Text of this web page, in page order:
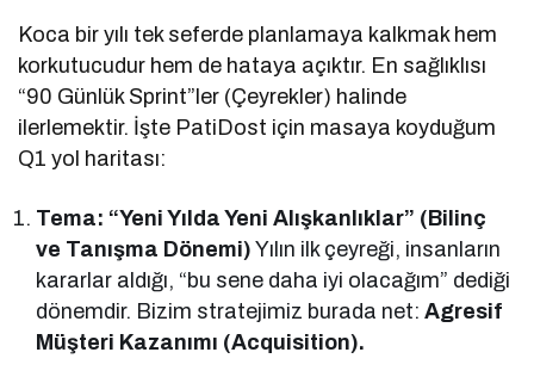
Koca bir yılı tek seferde planlamaya kalkmak hem
korkutucudur hem de hataya açıktır. En sağlıklısı
“90 Günlük Sprint”ler (Çeyrekler) halinde
ilerlemektir. İşte PatiDost için masaya koyduğum
Q1 yol haritası:
Tema: “Yeni Yılda Yeni Alışkanlıklar” (Bilinç
ve Tanışma Dönemi) Yılın ilk çeyreği, insanların
kararlar aldığı, “bu sene daha iyi olacağım” dediği
dönemdir. Bizim stratejimiz burada net:Agresif
Müşteri Kazanımı (Acquisition).